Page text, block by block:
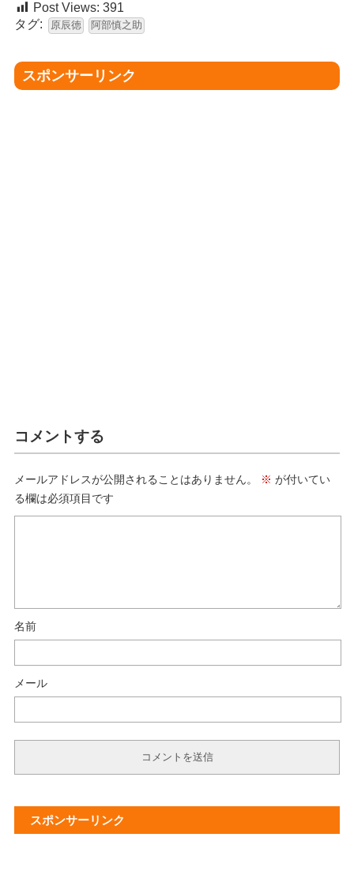
Post Views: 391
タグ:
原辰徳 阿部慎之助
スポンサーリンク
コメントする
メールアドレスが公開されることはありません。 ※ が付いてい
る欄は必須項目です
名前
メール
スポンサーリンク